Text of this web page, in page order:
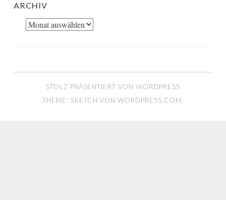
ARCHIV
Archiv
STOLZ PRÄSENTIERT VON WORDPRESS
THEME: SKETCH VON WORDPRESS.COM